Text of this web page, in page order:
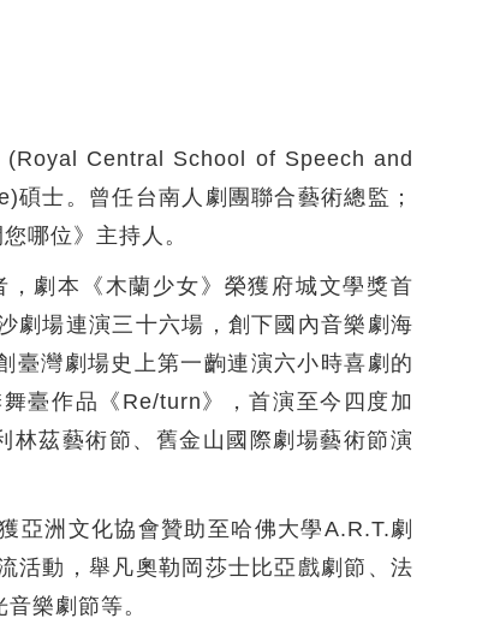
Central School of Speech and
士。曾任台南人劇團聯合藝術總監；
哪位》主持人。
劇本《木蘭少女》榮獲府城文學獎首
劇場連演三十六場，創下國內音樂劇海
臺灣劇場史上第一齣連演六小時喜劇的
臺作品《Re/turn》，首演至今四度加
茲藝術節、舊金山國際劇場藝術節演
亞洲文化協會贊助至哈佛大學A.R.T.劇
活動，舉凡奧勒岡莎士比亞戲劇節、法
樂劇節等。